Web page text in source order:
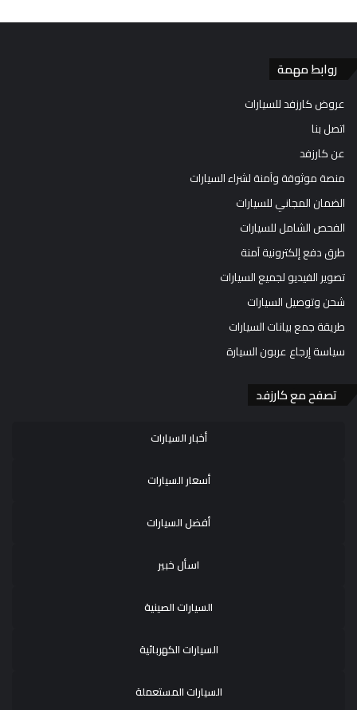
روابط مهمة
عروض كارزفد للسيارات
اتصل بنا
عن كارزفد
منصة موثوقة وآمنة لشراء السيارات
الضمان المجاني للسيارات
الفحص الشامل للسيارات
طرق دفع إلكترونية آمنة
تصوير الفيديو لجميع السيارات
شحن وتوصيل السيارات
طريقة جمع بيانات السيارات
سياسة إرجاع عربون السيارة
تصفح مع كارزفد
أخبار السيارات
أسعار السيارات
أفضل السيارات
اسأل خبير
السيارات الصينية
السيارات الكهربائية
السيارات المستعملة